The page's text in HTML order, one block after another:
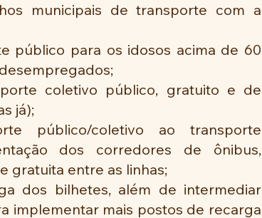
municipais de transporte com a
público para os idosos acima de 60
coletivo público, gratuito e de
já);
público/coletivo ao transporte
dos corredores de ônibus,
gratuita entre as linhas;
dos bilhetes, além de intermediar
implementar mais postos de recarga